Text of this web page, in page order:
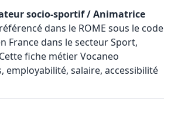
socio-sportif / Animatrice
dans le ROME sous le code
France dans le secteur Sport,
fiche métier Vocaneo
employabilité, salaire, accessibilité